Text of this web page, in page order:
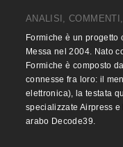
ANALISI, COMMENTI,
Formiche è un
Messa nel 2004. Nato
Formiche è composto
connesse fra loro: il
elettronica), la testata
specializzate Airpress
arabo Decode39.